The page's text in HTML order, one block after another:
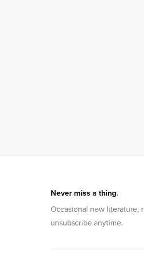
Never miss a thing.
Occasional new literature,
unsubscribe anytime.